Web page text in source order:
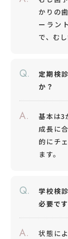
かりの
ーラン
で、む
Q.
定期検
か？
A.
基本は3
成長に
的にチ
ます。
Q.
学校検
必要で
A.
状態に